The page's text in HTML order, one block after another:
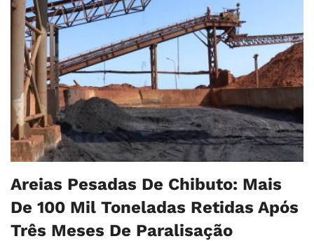
Areias Pesadas De Chibuto: Mais
De 100 Mil Toneladas Retidas Após
Três Meses De Paralisação